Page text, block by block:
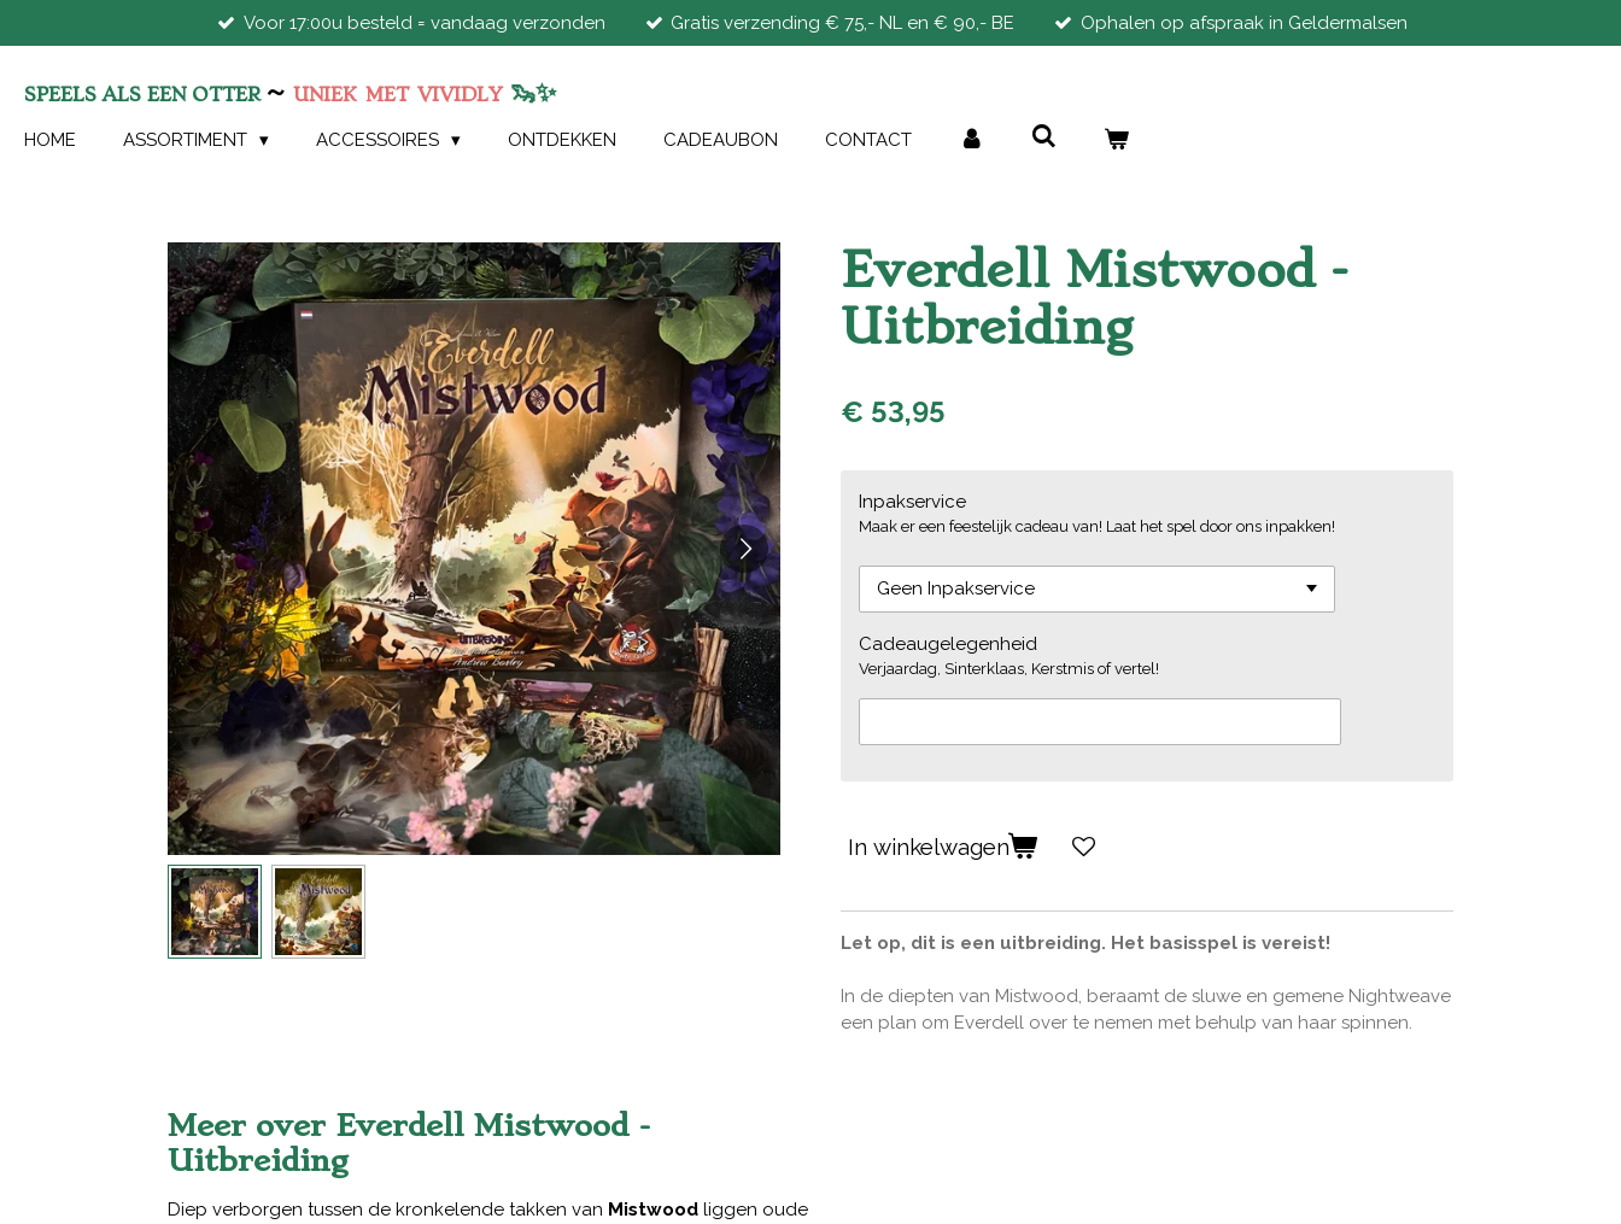
direct
de
hoofdinhoud
Voor 17:00u besteld = vandaag verzonden Gratis verzending € 75,- NL en € 90,- BE Ophalen op afspraak in Geldermalsen
SPEELS ALS EEN OTTER ~ UNIEK MET VIVIDLY 🦦✨
HOME ASSORTIMENT ACCESSOIRES ONTDEKKEN CADEAUBON CONTACT
Everdell Mistwood -
Uitbreiding
€ 53,95
Inpakservice
Maak er een feestelijk cadeau van! Laat het spel door ons inpakken!
Cadeaugelegenheid
Verjaardag, Sinterklaas, Kerstmis of vertel!
In winkelwagen
Let op, dit is een uitbreiding. Het basisspel is vereist!
In de diepten van Mistwood, beraamt de sluwe en gemene Nightweave
een plan om Everdell over te nemen met behulp van haar spinnen.
Meer over Everdell Mistwood -
Uitbreiding
Diep verborgen tussen de kronkelende takken van Mistwood liggen oude